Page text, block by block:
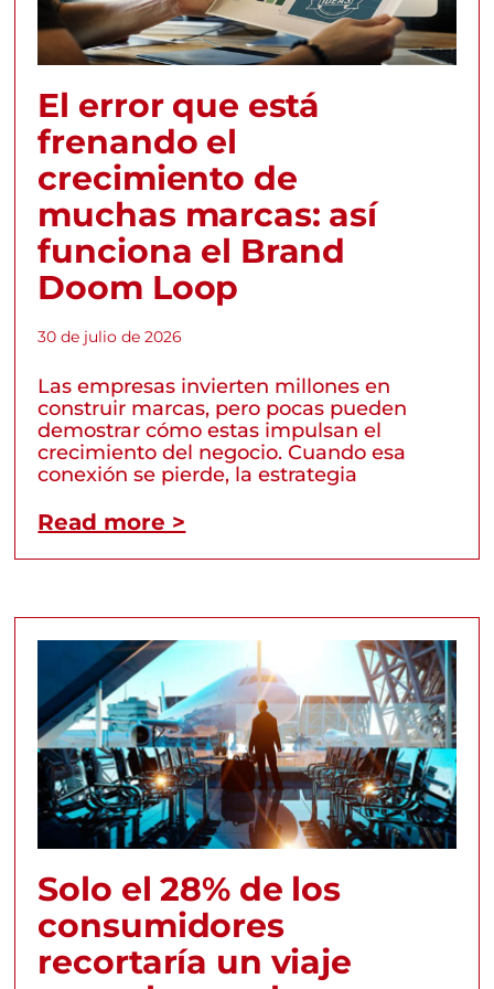
El error que está
frenando el
crecimiento de
muchas marcas: así
funciona el Brand
Doom Loop
30 de julio de 2026
Las empresas invierten millones en
construir marcas, pero pocas pueden
demostrar cómo estas impulsan el
crecimiento del negocio. Cuando esa
conexión se pierde, la estrategia
Read more >
Solo el 28% de los
consumidores
recortaría un viaje